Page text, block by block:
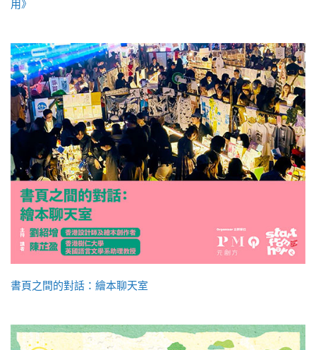
用》
書頁之間的對話：繪本聊天室